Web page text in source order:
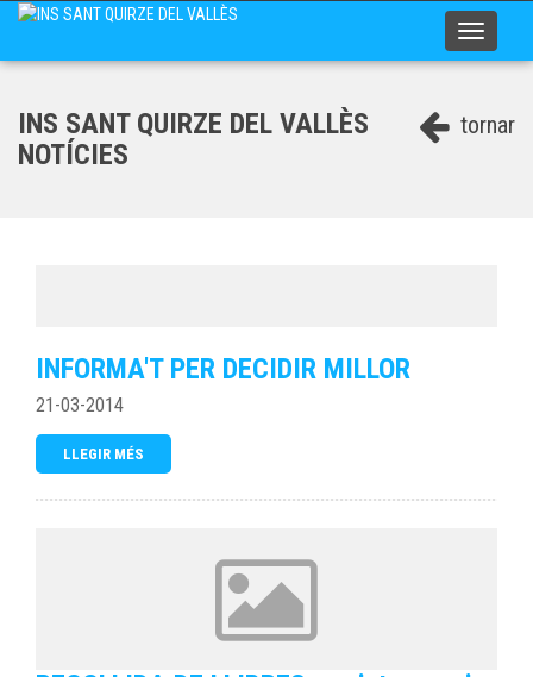
Toggle
tornar
INS SANT QUIRZE DEL VALLÈS
NOTÍCIES
INFORMA'T PER DECIDIR MILLOR
21-03-2014
LLEGIR MÉS